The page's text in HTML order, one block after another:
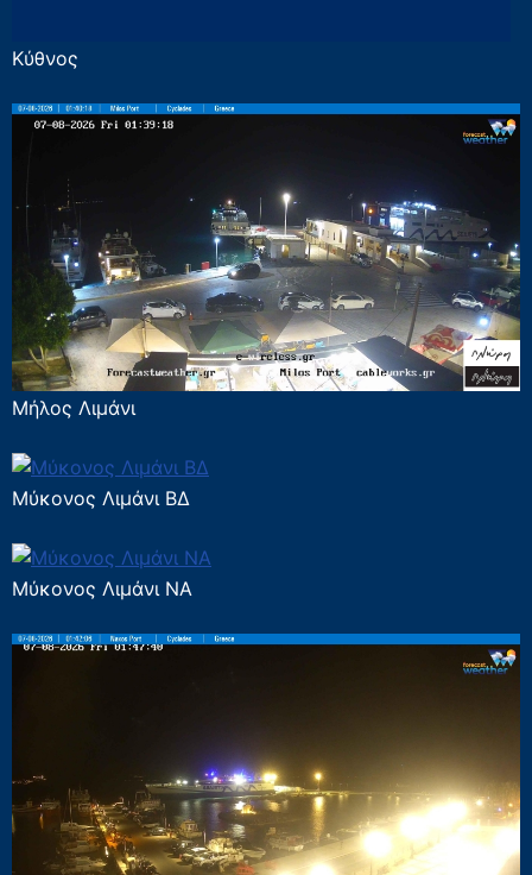
Κύθνος
Μήλος Λιμάνι
Μύκονος Λιμάνι ΒΔ
Μύκονος Λιμάνι ΝΑ